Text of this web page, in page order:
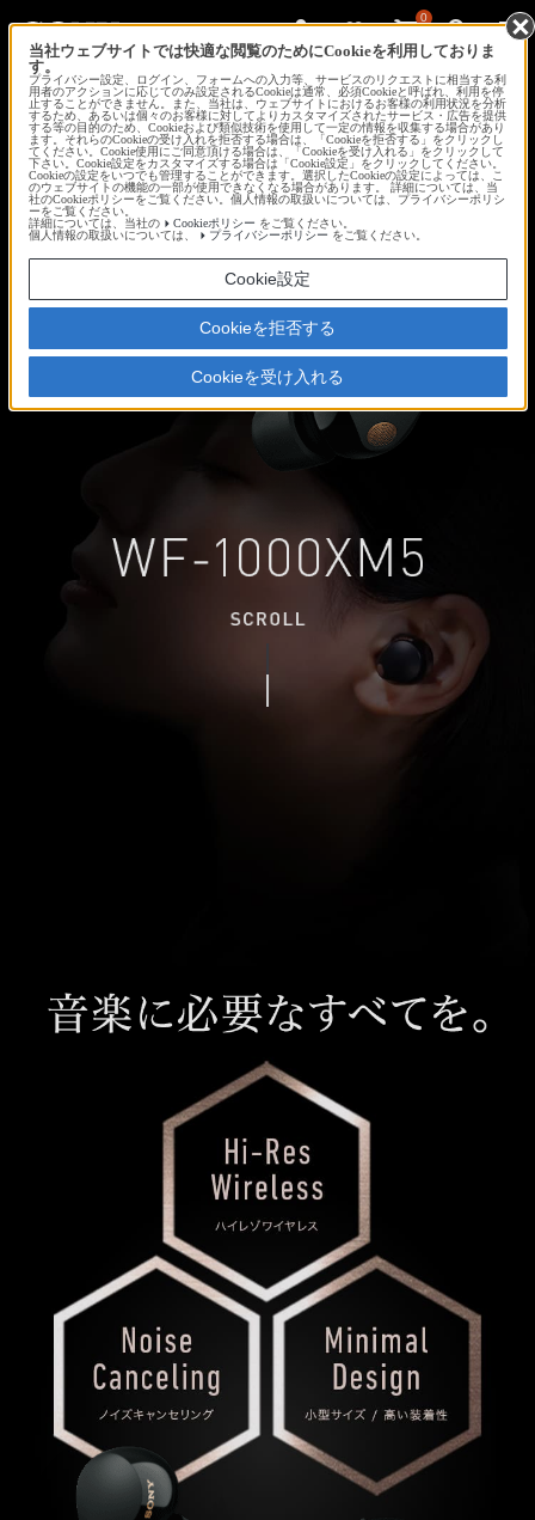
0
当社ウェブサイトでは快適な閲覧のためにCookieを利用しておりま
す。
プライバシー設定、ログイン、フォームへの入力等、サービスのリクエストに相当する利
用者のアクションに応じてのみ設定されるCookieは通常、必須Cookieと呼ばれ、利用を停
止することができません。また、当社は、ウェブサイトにおけるお客様の利用状況を分析
するため、あるいは個々のお客様に対してよりカスタマイズされたサービス・広告を提供
する等の目的のため、Cookieおよび類似技術を使用して一定の情報を収集する場合があり
ます。それらのCookieの受け入れを拒否する場合は、「Cookieを拒否する」をクリックし
てください。Cookie使用にご同意頂ける場合は、「Cookieを受け入れる」をクリックして
下さい。Cookie設定をカスタマイズする場合は「Cookie設定」をクリックしてください。
Cookieの設定をいつでも管理することができます。選択したCookieの設定によっては、こ
のウェブサイトの機能の一部が使用できなくなる場合があります。 詳細については、当
社のCookieポリシーをご覧ください。個人情報の取扱いについては、プライバシーポリシ
ーをご覧ください。
詳細については、当社の
Cookieポリシー をご覧ください。
個人情報の取扱いについては、
プライバシーポリシー をご覧ください。
Cookie設定
Cookieを拒否する
Cookieを受け入れる